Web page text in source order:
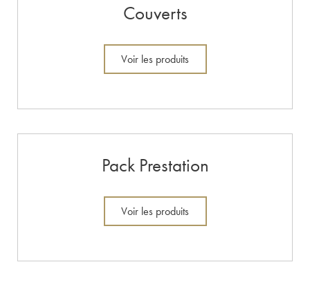
Couverts
Voir les produits
Pack Prestation
Voir les produits